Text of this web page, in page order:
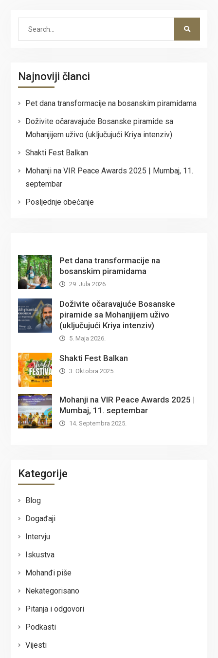
Najnoviji članci
Pet dana transformacije na bosanskim piramidama
Doživite očaravajuće Bosanske piramide sa
Mohanjijem uživo (uključujući Kriya intenziv)
Shakti Fest Balkan
Mohanji na VIR Peace Awards 2025 | Mumbaj, 11.
septembar
Posljednje obećanje
Pet dana transformacije na
bosanskim piramidama
29. Jula 2026.
Doživite očaravajuće Bosanske
piramide sa Mohanjijem uživo
(uključujući Kriya intenziv)
5. Maja 2026.
Shakti Fest Balkan
3. Oktobra 2025.
Mohanji na VIR Peace Awards 2025 |
Mumbaj, 11. septembar
14. Septembra 2025.
Kategorije
Blog
Događaji
Intervju
Iskustva
Mohanđi piše
Nekategorisano
Pitanja i odgovori
Podkasti
Vijesti